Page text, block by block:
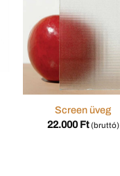
Screen üveg
22.000Ft (bruttó)